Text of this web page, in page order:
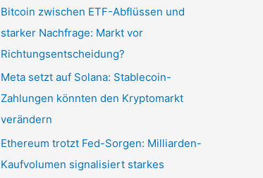
Bitcoin zwischen ETF-Abflüssen und
starker Nachfrage: Markt vor
Richtungsentscheidung?
Meta setzt auf Solana: Stablecoin-
Zahlungen könnten den Kryptomarkt
verändern
Ethereum trotzt Fed-Sorgen: Milliarden-
Kaufvolumen signalisiert starkes